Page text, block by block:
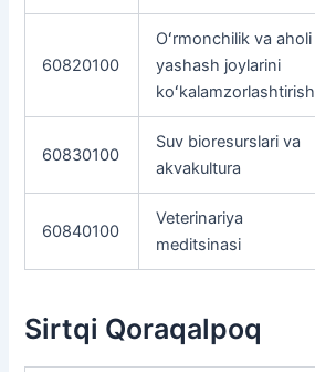
60820100
Oʻrmonchilik va aholi
yashash joylarini
koʻkalamzorlashtirish
60830100
Suv bioresurslari va
akvakultura
60840100
Veterinariya
meditsinasi
Sirtqi Qoraqalpoq